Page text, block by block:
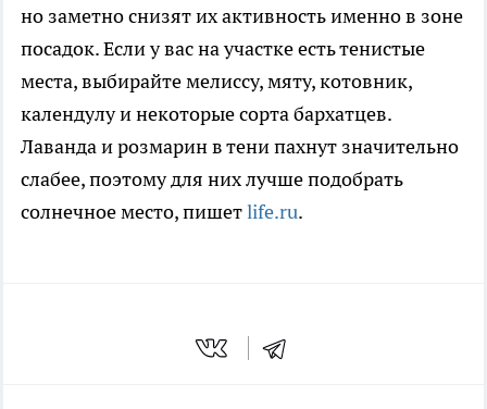
но заметно снизят их активность именно в зоне
посадок. Если у вас на участке есть тенистые
места, выбирайте мелиссу, мяту, котовник,
календулу и некоторые сорта бархатцев.
Лаванда и розмарин в тени пахнут значительно
слабее, поэтому для них лучше подобрать
солнечное место, пишетlife.ru.